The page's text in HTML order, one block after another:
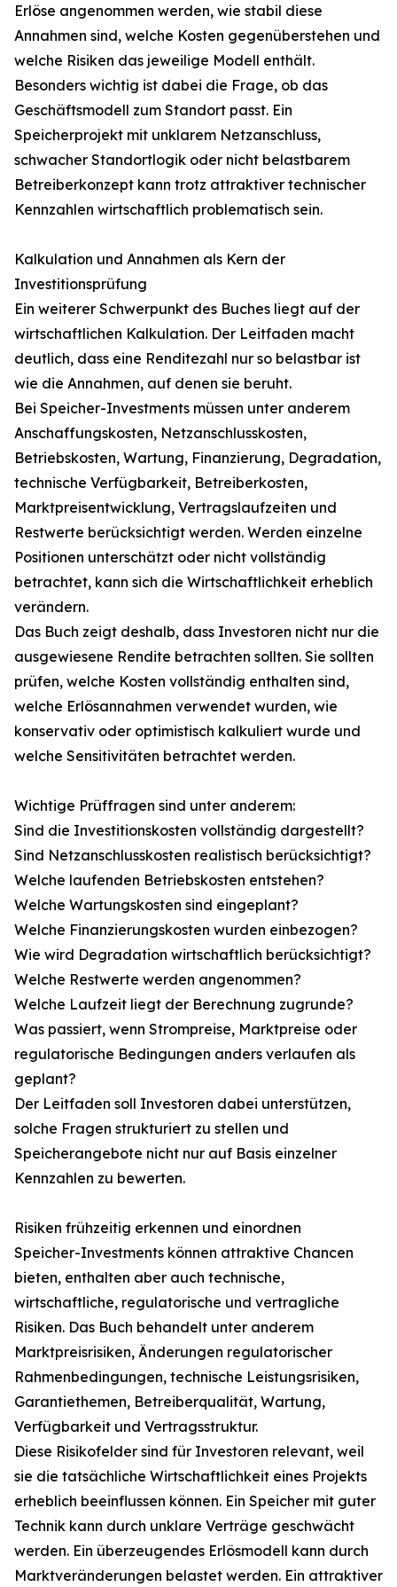
Erlöse angenommen werden, wie stabil diese
Annahmen sind, welche Kosten gegenüberstehen und
welche Risiken das jeweilige Modell enthält.
Besonders wichtig ist dabei die Frage, ob das
Geschäftsmodell zum Standort passt. Ein
Speicherprojekt mit unklarem Netzanschluss,
schwacher Standortlogik oder nicht belastbarem
Betreiberkonzept kann trotz attraktiver technischer
Kennzahlen wirtschaftlich problematisch sein.
Kalkulation und Annahmen als Kern der
Investitionsprüfung
Ein weiterer Schwerpunkt des Buches liegt auf der
wirtschaftlichen Kalkulation. Der Leitfaden macht
deutlich, dass eine Renditezahl nur so belastbar ist
wie die Annahmen, auf denen sie beruht.
Bei Speicher-Investments müssen unter anderem
Anschaffungskosten, Netzanschlusskosten,
Betriebskosten, Wartung, Finanzierung, Degradation,
technische Verfügbarkeit, Betreiberkosten,
Marktpreisentwicklung, Vertragslaufzeiten und
Restwerte berücksichtigt werden. Werden einzelne
Positionen unterschätzt oder nicht vollständig
betrachtet, kann sich die Wirtschaftlichkeit erheblich
verändern.
Das Buch zeigt deshalb, dass Investoren nicht nur die
ausgewiesene Rendite betrachten sollten. Sie sollten
prüfen, welche Kosten vollständig enthalten sind,
welche Erlösannahmen verwendet wurden, wie
konservativ oder optimistisch kalkuliert wurde und
welche Sensitivitäten betrachtet werden.
Wichtige Prüffragen sind unter anderem:
Sind die Investitionskosten vollständig dargestellt?
Sind Netzanschlusskosten realistisch berücksichtigt?
Welche laufenden Betriebskosten entstehen?
Welche Wartungskosten sind eingeplant?
Welche Finanzierungskosten wurden einbezogen?
Wie wird Degradation wirtschaftlich berücksichtigt?
Welche Restwerte werden angenommen?
Welche Laufzeit liegt der Berechnung zugrunde?
Was passiert, wenn Strompreise, Marktpreise oder
regulatorische Bedingungen anders verlaufen als
geplant?
Der Leitfaden soll Investoren dabei unterstützen,
solche Fragen strukturiert zu stellen und
Speicherangebote nicht nur auf Basis einzelner
Kennzahlen zu bewerten.
Risiken frühzeitig erkennen und einordnen
Speicher-Investments können attraktive Chancen
bieten, enthalten aber auch technische,
wirtschaftliche, regulatorische und vertragliche
Risiken. Das Buch behandelt unter anderem
Marktpreisrisiken, Änderungen regulatorischer
Rahmenbedingungen, technische Leistungsrisiken,
Garantiethemen, Betreiberqualität, Wartung,
Verfügbarkeit und Vertragsstruktur.
Diese Risikofelder sind für Investoren relevant, weil
sie die tatsächliche Wirtschaftlichkeit eines Projekts
erheblich beeinflussen können. Ein Speicher mit guter
Technik kann durch unklare Verträge geschwächt
werden. Ein überzeugendes Erlösmodell kann durch
Marktveränderungen belastet werden. Ein attraktiver